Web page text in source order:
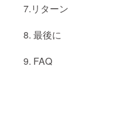
7.リターン
8. 最後に
9. FAQ